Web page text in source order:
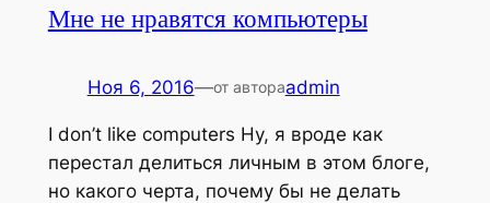
Мне не нравятся компьютеры
Ноя 6, 2016—от автораadmin
I don’t like computers Ну, я вроде как
перестал делиться личным в этом блоге,
но какого черта, почему бы не делать